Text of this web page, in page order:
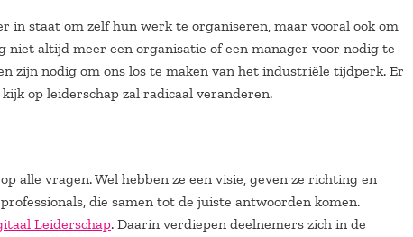
in staat om zelf hun werk te organiseren, maar vooral ook om
altijd meer een organisatie of een manager voor nodig te
zijn nodig om ons los te maken van het industriële tijdperk. Er
op leiderschap zal radicaal veranderen.
alle vragen. Wel hebben ze een visie, geven ze richting en
die samen tot de juiste antwoorden komen.
Leiderschap. Daarin verdiepen deelnemers zich in de